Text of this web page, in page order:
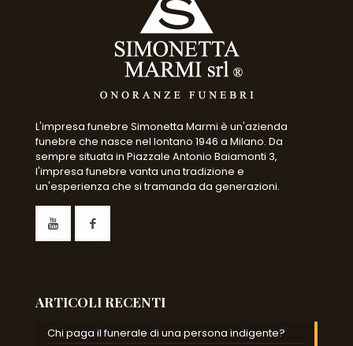
L'impresa funebre Simonetta Marmi è un'azienda
funebre che nasce nel lontano 1946 a Milano. Da
sempre situata in Piazzale Antonio Baiamonti 3,
l'impresa funebre vanta una tradizione e
un'esperienza che si tramanda da generazioni.
ARTICOLI RECENTI
Chi paga il funerale di una persona indigente?